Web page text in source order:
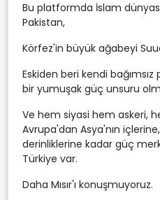
Bu platformda İslam
Pakistan,
Körfez'in büyük ağabeyi
Eskiden beri kendi
bir yumuşak güç unsuru
Ve hem siyasi hem askeri,
Avrupa'dan Asya'nın
derinliklerine kadar güç
Türkiye var.
Daha Mısır'ı konuşmuyoruz.